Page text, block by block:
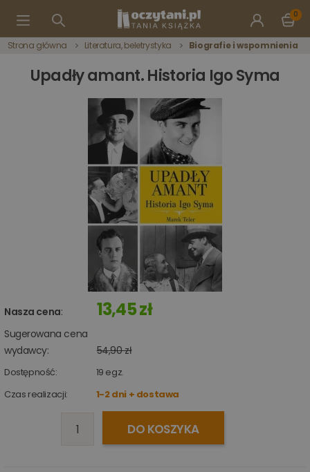
0
Strona główna Literatura, beletrystyka Biografie i wspomnienia
Upadły amant. Historia Igo Syma
Nasza cena: 13,45 zł
Sugerowana cena
wydawcy:
54,90 zł
Dostępność: 19 egz.
Czas realizacji:
1-2 dni + dostawa
DO KOSZYKA